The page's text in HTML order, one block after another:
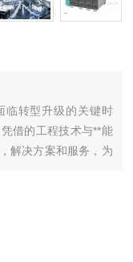
临转型升级的关键时
借的工程技术与**能
解决方案和服务，为
精深，同心致远"。